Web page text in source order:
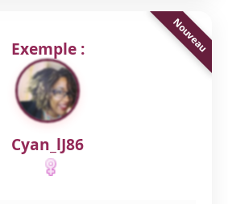
Exemple :
Cyan_lJ86